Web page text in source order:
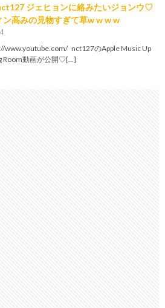
ジェヒョンに絡みたいジョンウ♡
ン高みの見物すぎて草w w w w
www.youtube.com/ nct127のApple Music Up
Room動画が公開♡[…]